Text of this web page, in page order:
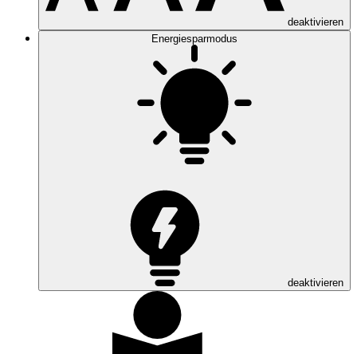
deaktivieren
Energiesparmodus
deaktivieren